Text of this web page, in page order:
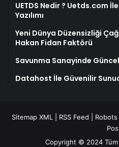
UETDS Nedir ? Uetds.com
Yazılımı
Yeni Dünya Düzensizliği
Hakan Fidan Faktörü
Savunma Sanayinde
Datahost İle Güvenilir
Sitemap XML RSS Feed Robots
Copyright © 2024 Tüm